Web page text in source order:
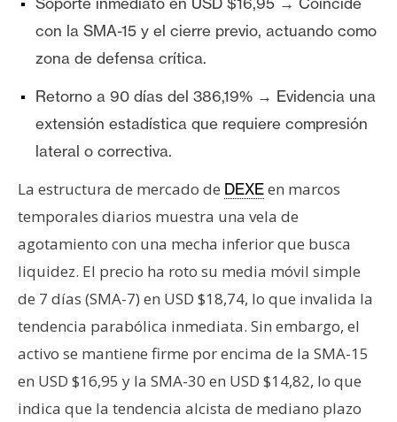
con la SMA-15 y el cierre previo, actuando como
zona de defensa crítica.
Retorno a 90 días del 386,19% → Evidencia una
extensión estadística que requiere compresión
lateral o correctiva.
La estructura de mercado de DEXEen marcos
temporales diarios muestra una vela de
agotamiento con una mecha inferior que busca
liquidez. El precio ha roto su media móvil simple
de 7 días (SMA-7) en USD $18,74, lo que invalida la
tendencia parabólica inmediata. Sin embargo, el
activo se mantiene firme por encima de la SMA-15
en USD $16,95 y la SMA-30 en USD $14,82, lo que
indica que la tendencia alcista de mediano plazo